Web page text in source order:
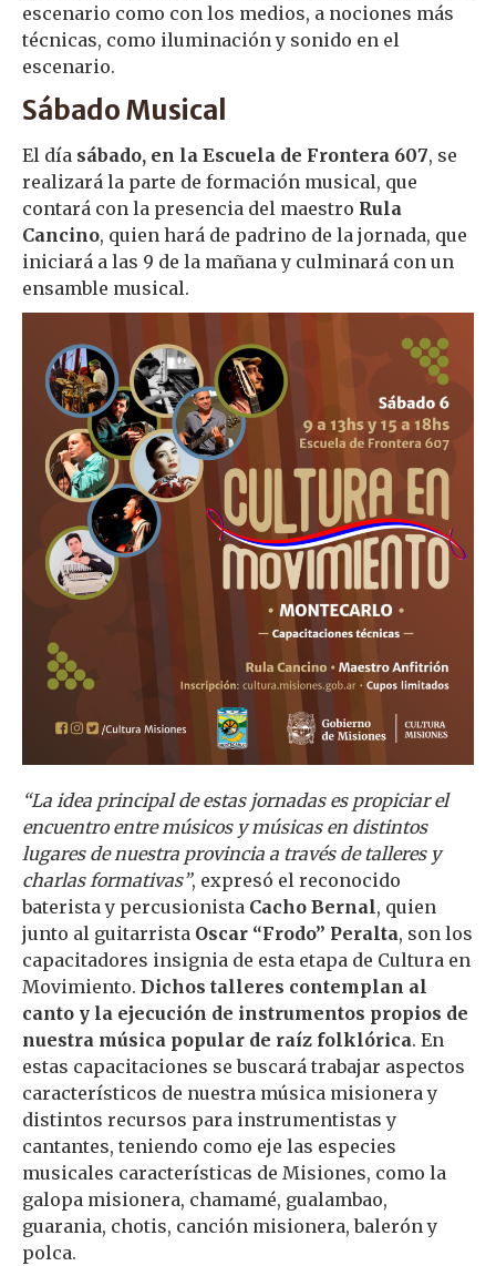
escenario como con los medios, a nociones más
técnicas, como iluminación y sonido en el
escenario.
Sábado Musical
El día sábado, en la Escuela de Frontera 607, se
realizará la parte de formación musical, que
contará con la presencia del maestro Rula
Cancino, quien hará de padrino de la jornada, que
iniciará a las 9 de la mañana y culminará con un
ensamble musical.
“La idea principal de estas jornadas es propiciar el
encuentro entre músicos y músicas en distintos
lugares de nuestra provincia a través de talleres y
charlas formativas”, expresó el reconocido
baterista y percusionista Cacho Bernal, quien
junto al guitarrista Oscar “Frodo” Peralta, son los
capacitadores insignia de esta etapa de Cultura en
Movimiento. Dichos talleres contemplan al
canto y la ejecución de instrumentos propios de
nuestra música popular de raíz folklórica. En
estas capacitaciones se buscará trabajar aspectos
característicos de nuestra música misionera y
distintos recursos para instrumentistas y
cantantes, teniendo como eje las especies
musicales características de Misiones, como la
galopa misionera, chamamé, gualambao,
guarania, chotis, canción misionera, balerón y
polca.